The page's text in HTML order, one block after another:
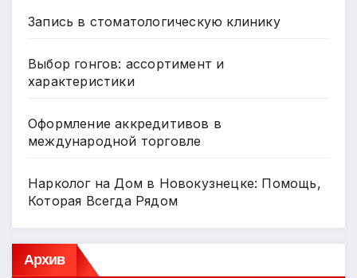
Запись в стоматологическую клинику
Выбор гонгов: ассортимент и
характеристики
Оформление аккредитивов в
международной торговле
Нарколог на Дом в Новокузнецке: Помощь,
Которая Всегда Рядом
Архив